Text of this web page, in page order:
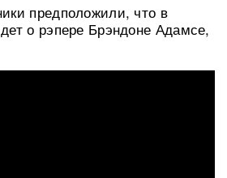
предположили, что в
о рэпере Брэндоне Адамсе,